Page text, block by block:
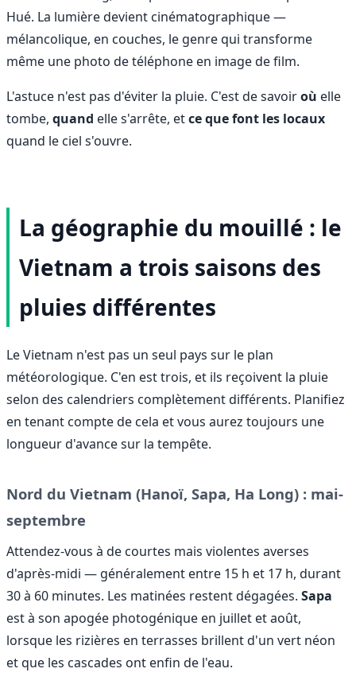
Hué. La lumière devient cinématographique —
mélancolique, en couches, le genre qui transforme
même une photo de téléphone en image de film.
L'astuce n'est pas d'éviter la pluie. C'est de savoiroù elle
tombe, quand elle s'arrête, etce que font les locaux
quand le ciel s'ouvre.
La géographie du mouillé : le
Vietnam a trois saisons des
pluies différentes
Le Vietnam n'est pas un seul pays sur le plan
météorologique. C'en est trois, et ils reçoivent la pluie
selon des calendriers complètement différents. Planifiez
en tenant compte de cela et vous aurez toujours une
longueur d'avance sur la tempête.
Nord du Vietnam (Hanoï, Sapa, Ha Long) : mai-
septembre
Attendez-vous à de courtes mais violentes averses
d'après-midi — généralement entre 15 h et 17 h, durant
30 à 60 minutes. Les matinées restent dégagées. Sapa
est à son apogée photogénique en juillet et août,
lorsque les rizières en terrasses brillent d'un vert néon
et que les cascades ont enfin de l'eau.